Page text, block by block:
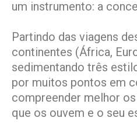
um instrumento: a
Partindo das viagens
continentes (África,
sedimentando três
por muitos pontos em
compreender melhor
que os ouvem e o seu